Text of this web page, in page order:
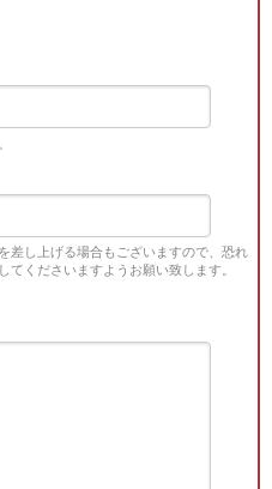
差し上げる場合もございますので、恐れ
てくださいますようお願い致します。